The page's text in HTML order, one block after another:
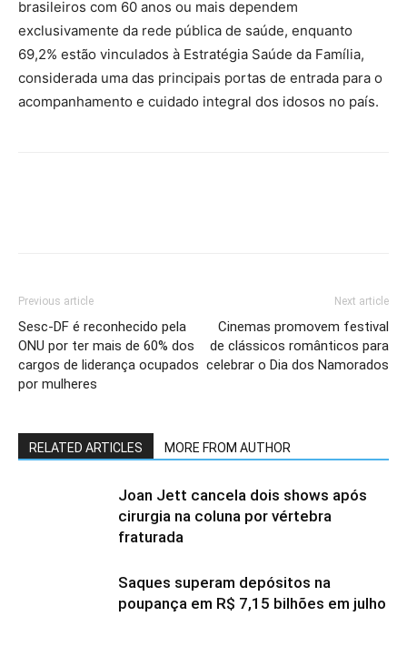
brasileiros com 60 anos ou mais dependem
exclusivamente da rede pública de saúde, enquanto
69,2% estão vinculados à Estratégia Saúde da Família,
considerada uma das principais portas de entrada para o
acompanhamento e cuidado integral dos idosos no país.
Previous article
Sesc-DF é reconhecido pela
ONU por ter mais de 60% dos
cargos de liderança ocupados
por mulheres
Next article
Cinemas promovem festival
de clássicos românticos para
celebrar o Dia dos Namorados
RELATED ARTICLES MORE FROM AUTHOR
Joan Jett cancela dois shows após
cirurgia na coluna por vértebra
fraturada
Saques superam depósitos na
poupança em R$ 7,15 bilhões em julho